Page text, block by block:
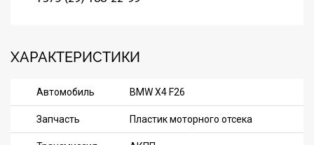
ХАРАКТЕРИСТИКИ
Автомобиль BMW X4 F26
Запчасть Пластик моторного отсека